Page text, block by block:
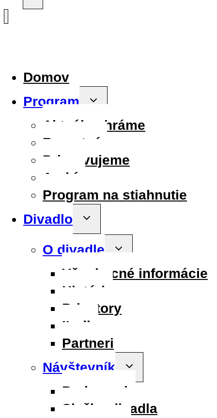
Domov
Program
Toggle
Aktuálne hráme
Repertoár
Pripravujeme
Archív
Program na stiahnutie
Divadlo
Toggle
menu
O divadle
Toggle
Všeobecné informácie
História
Priestory
Ľudia
Partneri
Návštevník
Toggle
menu
Parkovanie
Služby divadla